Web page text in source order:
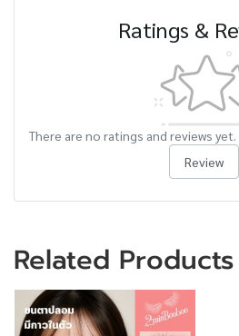
Ratings &
There are no ratings and reviews
Review
Related Products